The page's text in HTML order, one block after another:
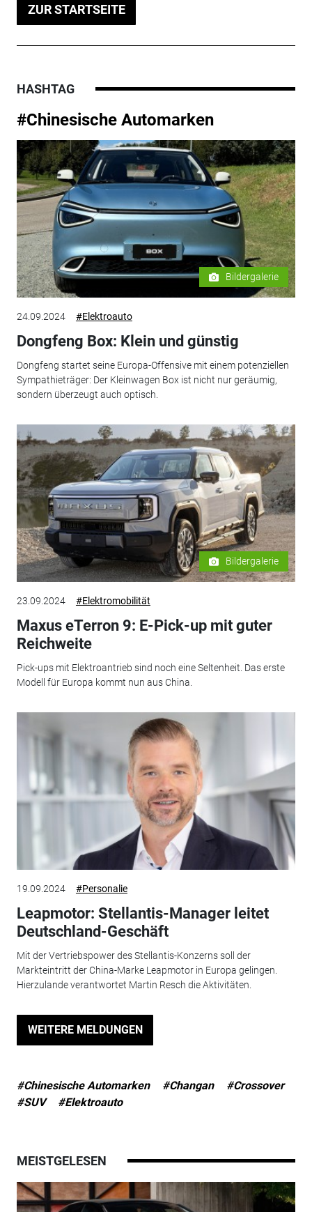
ZUR STARTSEITE
HASHTAG
#Chinesische Automarken
Bildergalerie
24.09.2024 #Elektroauto
Dongfeng Box: Klein und günstig
Dongfeng startet seine Europa-Offensive mit einem potenziellen
Sympathieträger: Der Kleinwagen Box ist nicht nur geräumig,
sondern überzeugt auch optisch.
Bildergalerie
23.09.2024 #Elektromobilität
Maxus eTerron 9: E-Pick-up mit guter
Reichweite
Pick-ups mit Elektroantrieb sind noch eine Seltenheit. Das erste
Modell für Europa kommt nun aus China.
19.09.2024 #Personalie
Leapmotor: Stellantis-Manager leitet
Deutschland-Geschäft
Mit der Vertriebspower des Stellantis-Konzerns soll der
Markteintritt der China-Marke Leapmotor in Europa gelingen.
Hierzulande verantwortet Martin Resch die Aktivitäten.
WEITERE MELDUNGEN
#Chinesische Automarken #Changan
#Crossover
#SUV
#Elektroauto
MEISTGELESEN